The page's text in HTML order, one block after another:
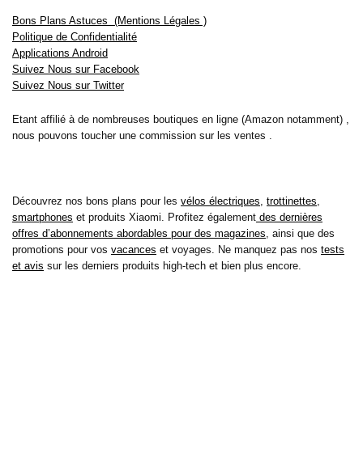
Bons Plans Astuces (Mentions Légales )
Politique de Confidentialité
Applications Android
Suivez Nous sur Facebook
Suivez Nous sur Twitter
Etant affilié à de nombreuses boutiques en ligne (Amazon notamment) ,
nous pouvons toucher une commission sur les ventes .
Découvrez nos bons plans pour les vélos électriques trottinettes
smartphones et produits Xiaomi. Profitez également des dernières
offres d’abonnements abordables pour des magazines , ainsi que des
promotions pour vos vacances et voyages. Ne manquez pas nos tests
et avis sur les derniers produits high-tech et bien plus encore.